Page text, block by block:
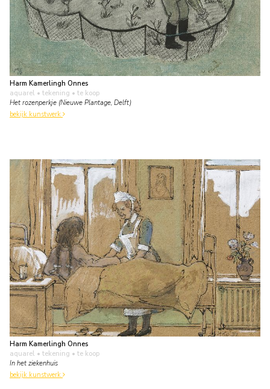
Harm Kamerlingh Onnes
aquarel • tekening • te koop
Het rozenperkje (Nieuwe Plantage, Delft)
bekijk kunstwerk
Harm Kamerlingh Onnes
aquarel • tekening • te koop
In het ziekenhuis
bekijk kunstwerk